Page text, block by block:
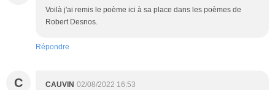
Voilà j'ai remis le poème ici à sa place dans les poèmes de
Robert Desnos.
Répondre
C CAUVIN 02/08/2022 16:53